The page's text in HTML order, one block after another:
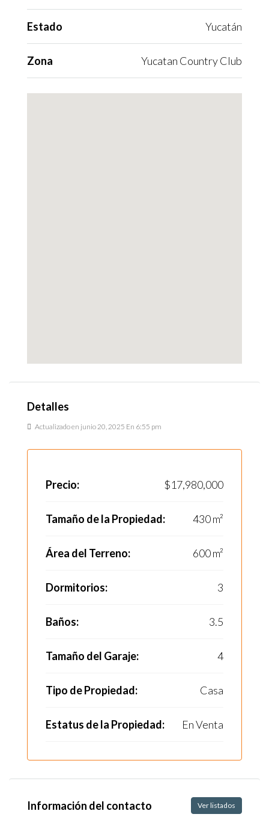
Estado Yucatán
Zona Yucatan Country Club
Detalles
Actualizado en junio 20, 2025 En 6:55 pm
Precio: $17,980,000
Tamaño de la Propiedad: 430 m²
Área del Terreno: 600 m²
Dormitorios: 3
Baños: 3.5
Tamaño del Garaje: 4
Tipo de Propiedad: Casa
Estatus de la Propiedad: En Venta
Información del contacto Ver listados